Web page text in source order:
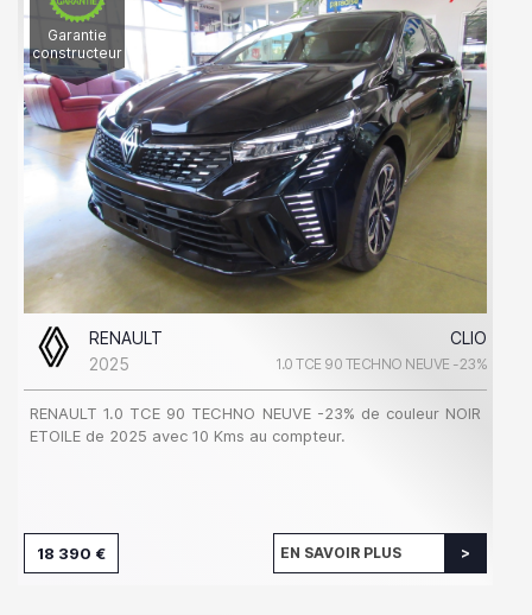
Garantie
constructeur
RENAULT
CLIO
2025
1.0 TCE 90 TECHNO NEUVE -23%
RENAULT 1.0 TCE 90 TECHNO NEUVE -23% de couleur NOIR
ETOILE de 2025 avec 10 Kms au compteur.
18 390 € EN SAVOIR PLUS